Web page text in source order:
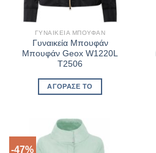
ΓΥΝΑΙΚΕΊΑ ΜΠΟΥΦΆΝ
Γυναικεία Μπουφάν
Μπουφάν Geox W1220L
T2506
ΑΓΌΡΑΣΈ ΤΟ
-47%